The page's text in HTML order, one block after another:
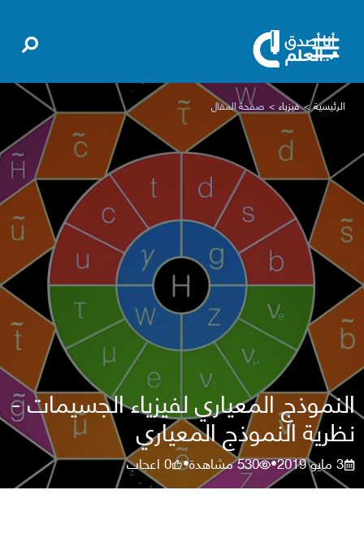
الرئيسية فيزياء صفحة المقال
النموذج المعياري لفيزياء الجسيمات -
نظرية النموذج المعياري
3 مايو 2019 •
530مشاهدة•
0اعجاب